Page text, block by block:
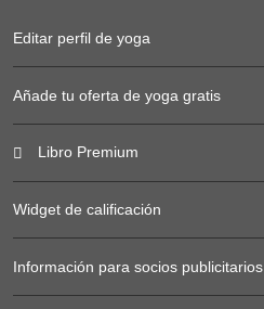
Editar perfil de yoga
Añade tu oferta de yoga gratis
Libro Premium
Widget de calificación
Información para socios publicitarios